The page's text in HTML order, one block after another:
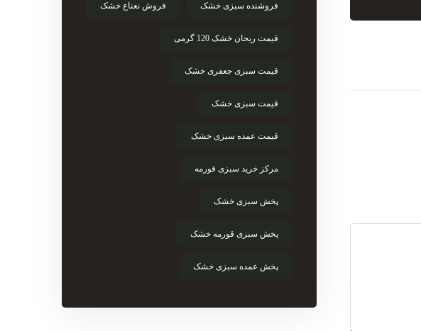
فروشنده سبزی خشک فروش نعناع خشک
قیمت ریحان خشک 120 گرمی
قیمت سبزی جعفری خشک
قیمت سبزی خشک
قیمت عمده سبزی خشک
مرکز خرید سبزی قورمه
پخش سبزی خشک
پخش سبزی قورمه خشک
پخش عمده سبزی خشک